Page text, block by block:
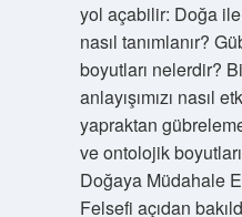
yol açabilir: Doğa
nasıl tanımlanır?
boyutları nelerdir?
anlayışımızı nasıl
yapraktan
ve ontolojik
Doğaya Müdahale
Felsefi açıdan